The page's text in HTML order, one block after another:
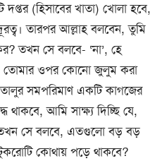
দপ্তর (হিসাবের খাতা) খোলা হবে,
তারপর আল্লাহ বলবেন, তুমি
তখন সে বলবে- ‘না’, হে
তোমার ওপর কোনো জুলুম করা
সমপরিমাণ একটি কাগজের
থাকবে, আমি সাক্ষ্য দিচ্ছি যে,
তখন সে বলবে, এতগুলো বড় বড়
কোথায় পড়ে থাকবে?